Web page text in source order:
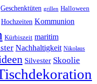
Geschenktüten grillen Halloween
Hochzeiten Kommunion
Kürbiszeit maritim
Nachhaltigkeit Nikolaus
Silvester Skoolie